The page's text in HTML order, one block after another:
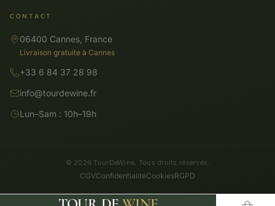
CONTACT
06400 Cannes, France
Livraison gratuite à Cannes
+33 6 84 37 28 98
info@tourdewine.fr
Lun–Sam : 10h–19h
© 2026 TourDeWine. Tous droits réservés.
CGVConfidentialitéCookiesRGPD